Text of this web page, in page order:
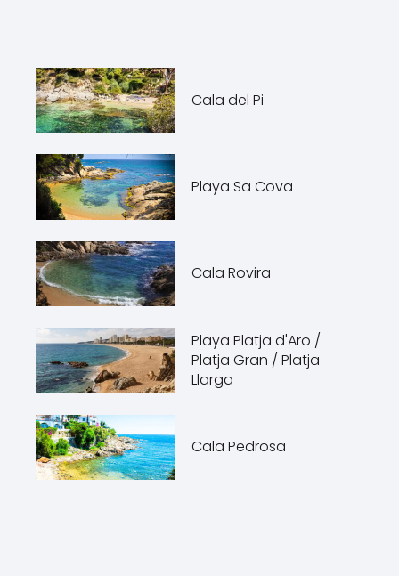
Cala del Pi
Playa Sa Cova
Cala Rovira
Playa Platja d'Aro /
Platja Gran / Platja
Llarga
Cala Pedrosa